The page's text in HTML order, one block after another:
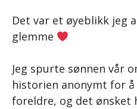
Det var et øyeblikk jeg
glemme
Jeg spurte sønnen vår
historien anonymt for
foreldre, og det ønsket